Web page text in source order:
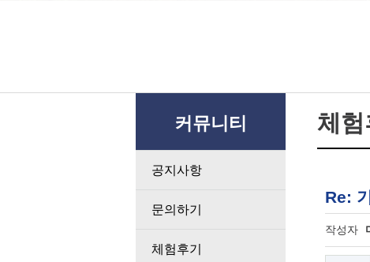
커뮤니티
공지사항
문의하기
체험후기
체험
Re:
작성자